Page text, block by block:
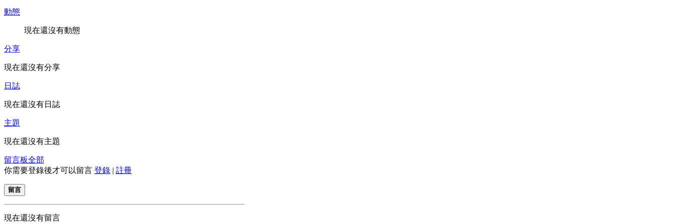
動態
現在還沒有動態
分享
現在還沒有分享
日誌
現在還沒有日誌
主題
現在還沒有主題
留言板全部
你需要登錄後才可以留言 登錄 | 註冊
留言
現在還沒有留言